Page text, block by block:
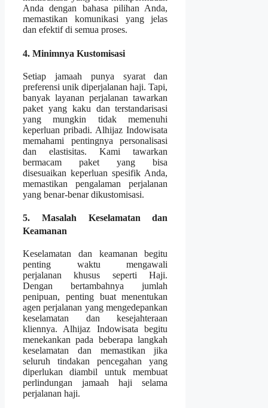
Anda dengan bahasa pilihan Anda,
memastikan komunikasi yang jelas
dan efektif di semua proses.
4. Minimnya Kustomisasi
Setiap jamaah punya syarat dan
preferensi unik diperjalanan haji. Tapi,
banyak layanan perjalanan tawarkan
paket yang kaku dan terstandarisasi
yang mungkin tidak memenuhi
keperluan pribadi. Alhijaz Indowisata
memahami pentingnya personalisasi
dan elastisitas. Kami tawarkan
bermacam paket yang bisa
disesuaikan keperluan spesifik Anda,
memastikan pengalaman perjalanan
yang benar-benar dikustomisasi.
5. Masalah Keselamatan dan
Keamanan
Keselamatan dan keamanan begitu
penting waktu mengawali
perjalanan khusus seperti Haji.
Dengan bertambahnya jumlah
penipuan, penting buat menentukan
agen perjalanan yang mengedepankan
keselamatan dan kesejahteraan
kliennya. Alhijaz Indowisata begitu
menekankan pada beberapa langkah
keselamatan dan memastikan jika
seluruh tindakan pencegahan yang
diperlukan diambil untuk membuat
perlindungan jamaah haji selama
perjalanan haji.